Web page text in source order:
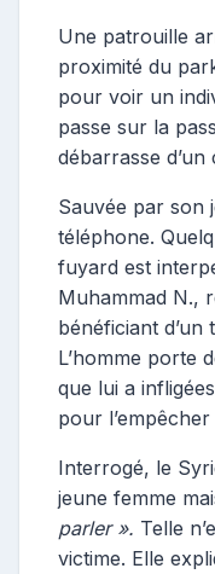
Une patrouille
proximité du
pour voir un
passe sur la
débarrasse d’un
Sauvée par son
téléphone.
fuyard est
Muhammad N.,
bénéficiant d’un
L’homme porte
que lui a
pour
Interrogé, le
jeune femme
parler ». Telle
victime. Elle